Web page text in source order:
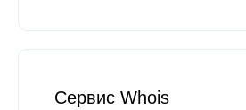
Сервис Whois